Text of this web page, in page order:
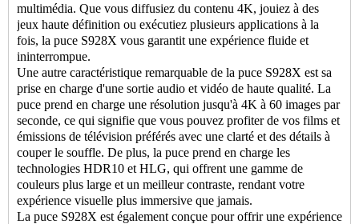
multimédia. Que vous diffusiez du contenu 4K, jouiez à des
jeux haute définition ou exécutiez plusieurs applications à la
fois, la puce S928X vous garantit une expérience fluide et
ininterrompue.
Une autre caractéristique remarquable de la puce S928X est sa
prise en charge d'une sortie audio et vidéo de haute qualité. La
puce prend en charge une résolution jusqu'à 4K à 60 images par
seconde, ce qui signifie que vous pouvez profiter de vos films et
émissions de télévision préférés avec une clarté et des détails à
couper le souffle. De plus, la puce prend en charge les
technologies HDR10 et HLG, qui offrent une gamme de
couleurs plus large et un meilleur contraste, rendant votre
expérience visuelle plus immersive que jamais.
La puce S928X est également conçue pour offrir une expérience